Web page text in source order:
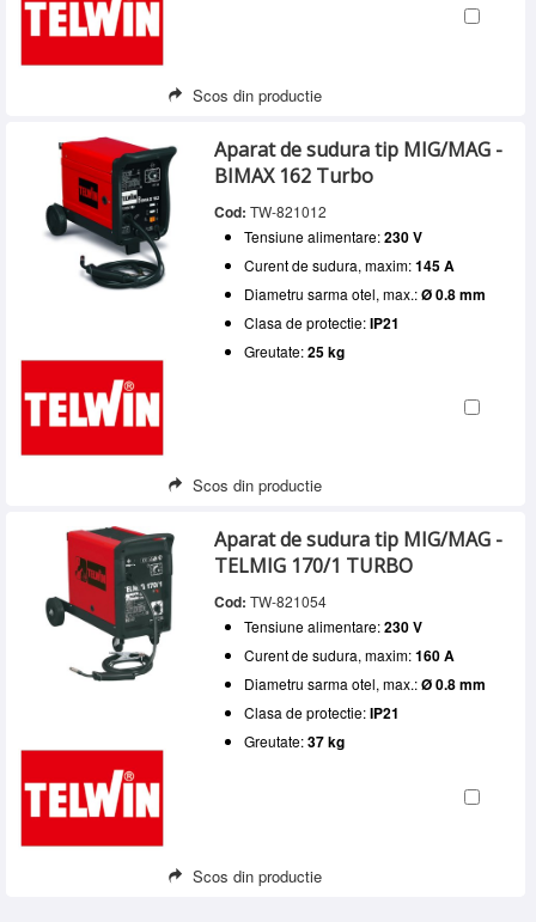
Scos din productie
Aparat de sudura tip MIG/MAG -
BIMAX 162 Turbo
Cod: TW-821012
Tensiune alimentare:230 V
Curent de sudura, maxim:145 A
Diametru sarma otel, max.:Ø 0.8 mm
Clasa de protectie:IP21
Greutate:25 kg
Scos din productie
Aparat de sudura tip MIG/MAG -
TELMIG 170/1 TURBO
Cod: TW-821054
Tensiune alimentare:230 V
Curent de sudura, maxim:160 A
Diametru sarma otel, max.:Ø 0.8 mm
Clasa de protectie:IP21
Greutate:37 kg
Scos din productie